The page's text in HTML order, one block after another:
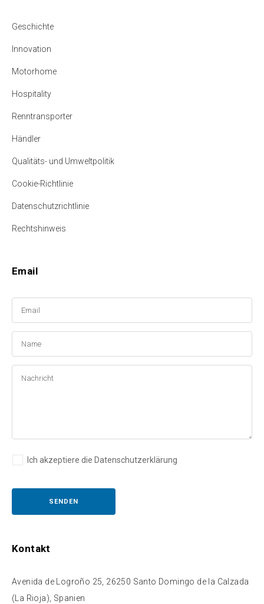
Geschichte
Innovation
Motorhome
Hospitality
Renntransporter
Händler
Qualitäts- und Umweltpolitik
Cookie-Richtlinie
Datenschutzrichtlinie
Rechtshinweis
Email
Ich akzeptiere die Datenschutzerklärung
Kontakt
Avenida de Logroño 25, 26250 Santo Domingo de la Calzada
(La Rioja), Spanien